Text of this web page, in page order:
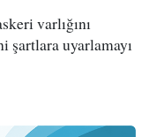
varlığını
şartlara uyarlamayı